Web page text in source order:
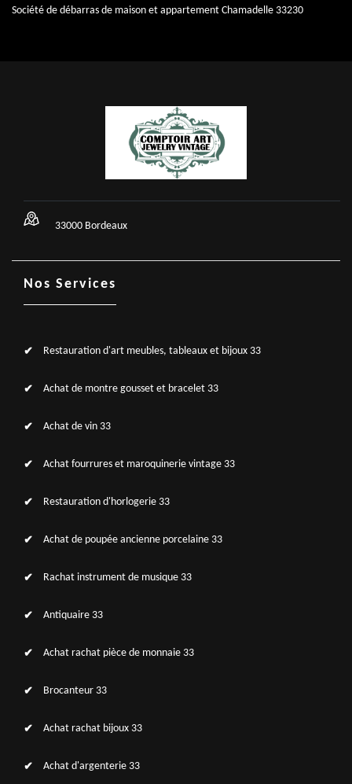
Société de débarras de maison et appartement Chamadelle 33230
33000 Bordeaux
Nos Services
Restauration d'art meubles, tableaux et bijoux 33
Achat de montre gousset et bracelet 33
Achat de vin 33
Achat fourrures et maroquinerie vintage 33
Restauration d'horlogerie 33
Achat de poupée ancienne porcelaine 33
Rachat instrument de musique 33
Antiquaire 33
Achat rachat pièce de monnaie 33
Brocanteur 33
Achat rachat bijoux 33
Achat d'argenterie 33